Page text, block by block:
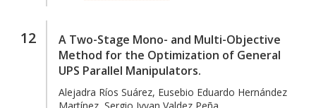
12
A Two-Stage Mono- and Multi-Objective
Method for the Optimization of General
UPS Parallel Manipulators.
Alejadra Ríos Suárez, Eusebio Eduardo Hernández